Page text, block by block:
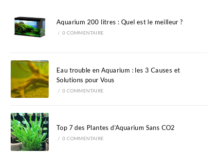
Aquarium 200 litres : Quel est le meilleur ?
/ 0 COMMENTAIRE
Eau trouble en Aquarium : les 3 Causes et
Solutions pour Vous
/ 0 COMMENTAIRE
Top 7 des Plantes d’Aquarium Sans CO2
/ 0 COMMENTAIRE